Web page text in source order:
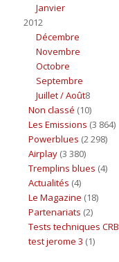
Janvier
2012
Décembre
Novembre
Octobre
Septembre
Juillet / Août8
Non classé (10)
Les Emissions (3 864)
Powerblues (2 298)
Airplay(3 380)
Tremplins blues (4)
Actualités (4)
Le Magazine (18)
Partenariats (2)
Tests techniques CRB
test jerome 3 (1)